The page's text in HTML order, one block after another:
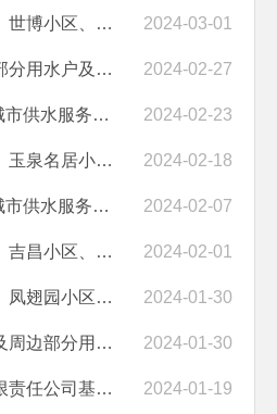
停水通知（观苑小区、世博小区、文源小区、涤缨小区、水映小区、文昌小... 2024-03-01
停水通知（明和小区部分用水户及周边用户停水） 2024-02-27
2024年2月份施甸县城市供水服务中心水质检验报告 2024-02-23
停水通知（洲官小区、玉泉名居小区、砚湖花园小区、文星幼儿园、建国酒... 2024-02-18
2024年1月份施甸县城市供水服务中心水质检验报告 2024-02-07
停水通知（顺城小区、吉昌小区、黉学小区及周边用户停水） 2024-02-01
停水通知（明和小区、凤翅园小区、文凤小区、天成商业街、人民医院及周... 2024-01-30
停水通知（凤宁小区及周边部分用户） 2024-01-30
龙陵县润民供排水有限责任公司基本情况 2024-01-19